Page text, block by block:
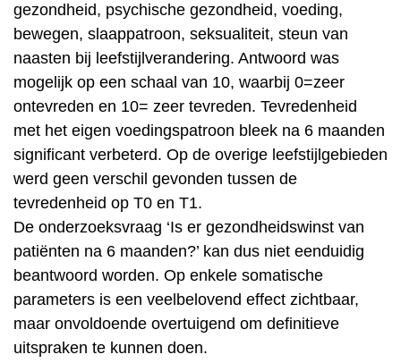
gezondheid, psychische gezondheid, voeding,
bewegen, slaappatroon, seksualiteit, steun van
naasten bij leefstijlverandering. Antwoord was
mogelijk op een schaal van 10, waarbij 0=zeer
ontevreden en 10= zeer tevreden. Tevredenheid
met het eigen voedingspatroon bleek na 6 maanden
significant verbeterd. Op de overige leefstijlgebieden
werd geen verschil gevonden tussen de
tevredenheid op T0 en T1.
De onderzoeksvraag ‘Is er gezondheidswinst van
patiënten na 6 maanden?’ kan dus niet eenduidig
beantwoord worden. Op enkele somatische
parameters is een veelbelovend effect zichtbaar,
maar onvoldoende overtuigend om definitieve
uitspraken te kunnen doen.